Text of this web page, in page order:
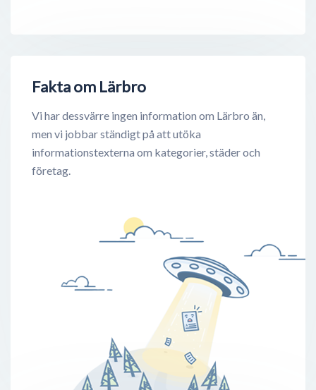
Fakta om Lärbro
Vi har dessvärre ingen information om Lärbro än,
men vi jobbar ständigt på att utöka
informationstexterna om kategorier, städer och
företag.